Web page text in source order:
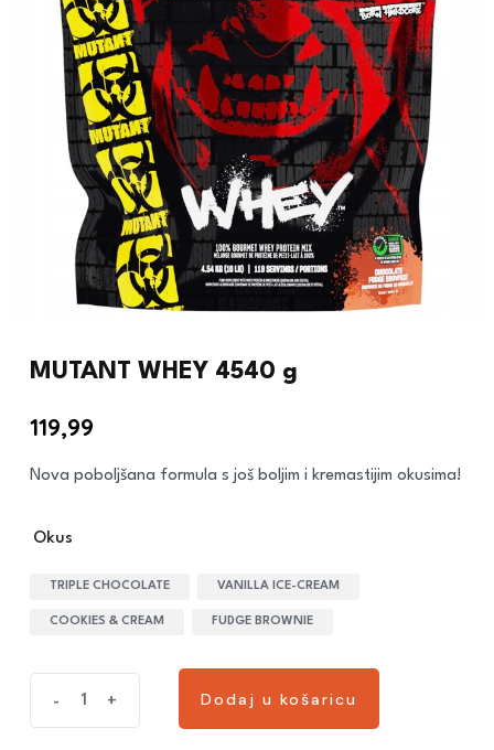
MUTANT WHEY 4540 g
119,99
Nova poboljšana formula s još boljim i kremastijim okusima!
Okus
TRIPLE CHOCOLATE VANILLA ICE-CREAM
COOKIES & CREAM FUDGE BROWNIE
- + Dodaj u košaricu